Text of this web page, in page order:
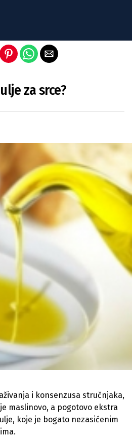
za srce?
i konsenzusa stručnjaka,
maslinovo, a pogotovo ekstra
koje je bogato nezasićenim